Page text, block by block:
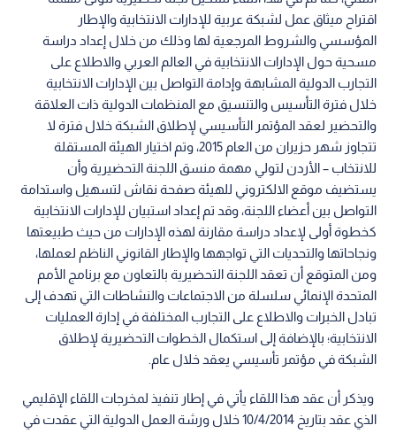
اقتراح ميثاق عمل لشبكة عربية للإدارات الانتخابية والإطار
المؤسسي والشروط المرجعية لها وذلك من خلال إعداد دراسة
مسحية حول الإدارات الانتخابية في العالم العربي والاطلاع على
التجارب الدولية المشابهة وإدامة التواصل بين الإدارات الانتخابية
خلال فترة التأسيس والتنسيق مع المنظمات الدولية ذات العلاقة
والتحضير لعقد المؤتمر التأسيسي لإطلاق الشبكة خلال فترة لا
تتجاوز شهر حزيران من العام 2015، وتم اختيار الهيئة المستقلة
للانتخاب – الأردن لتولي مهمة منسق اللجنة التحضيرية وأن
يستضيف موقع الالكتروني للهيئة صفحة نقاش لتسهيل واستدامة
التواصل بين أعضاء اللجنة، وقد تم إعداد استبيان للإدارات الانتخابية
كخطوة أولى لإعداد دراسة مقارنة لهذه الإدارات من حيث طبيعتها
ونجاحاتها والتحديات التي تواجهها والإطار القانوني الناظم لعملها،
ومن المتوقع أن تعقد اللجنة التحضيرية بالتعاون مع برنامج الأمم
المتحدة الإنمائي سلسلة من الاجتماعات والنشاطات التي تهدف إلى
تبادل الخبرات والاطلاع على التجارب المختلفة في إدارة العمليات
الانتخابية؛ بالإضافة إلى استكمال الخطوات التحضيرية لإطلاق
الشبكة في مؤتمر تأسيسي يعقد خلال عام.
ويذكر أن عقد هذا اللقاء يأتي في إطار تنفيذ لمخرجات اللقاء الإقليمي
الذي عقد بتاريخ 10/4/2014 خلال ورشة العمل الدولية التي عقدت في